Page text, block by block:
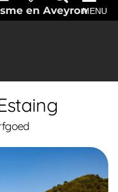
en AveyronMENU